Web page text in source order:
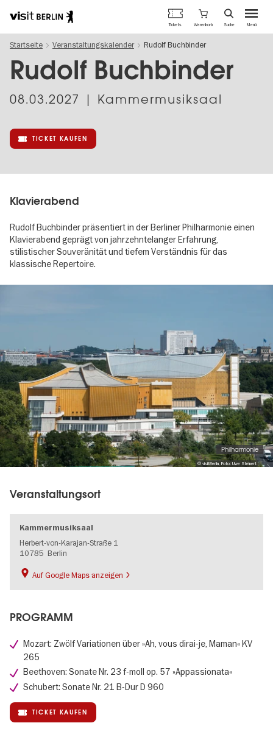
zum
Inhalt
Berlins
offizielles
Tourismusportal
Menü
Tickets Warenkorb Suche
Startseite Veranstaltungskalender Rudolf Buchbinder
Rudolf Buchbinder
08.03.2027 | Kammermusiksaal
TICKET KAUFEN
Klavierabend
Rudolf Buchbinder präsentiert in der Berliner Philharmonie einen
Klavierabend geprägt von jahrzehntelanger Erfahrung,
stilistischer Souveränität und tiefem Verständnis für das
klassische Repertoire.
© visitBerlin, Foto: Uwe Steinert
Philharmonie
Veranstaltungsort
Kammermusiksaal
Herbert-von-Karajan-Straße 1
10785 Berlin
Auf Google Maps anzeigen
PROGRAMM
Mozart: Zwölf Variationen über »Ah, vous dirai-je, Maman« KV
265
Beethoven: Sonate Nr. 23 f-moll op. 57 »Appassionata«
Schubert: Sonate Nr. 21 B-Dur D 960
TICKET KAUFEN